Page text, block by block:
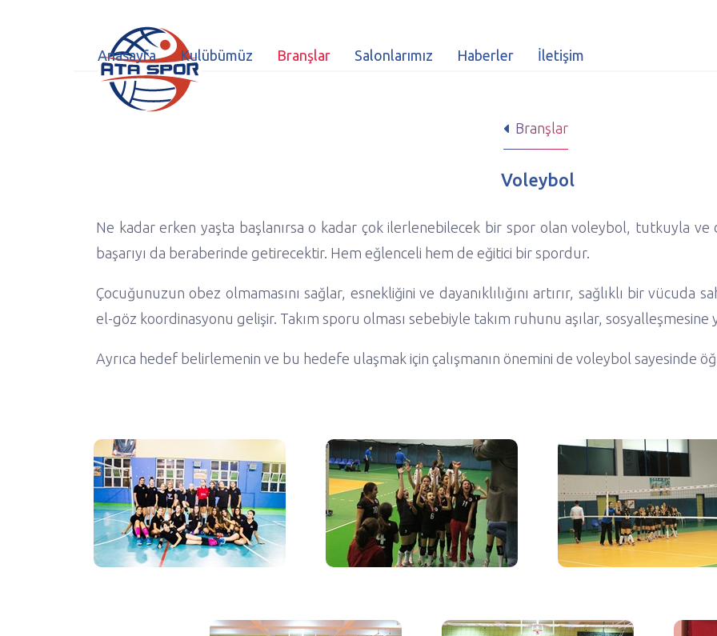
Anasayfa Kulübümüz Branşlar Salonlarımız Haberler İletişim
Branşlar
Voleybol
Ne kadar erken yaşta başlanırsa o kadar çok ilerlenebilecek bir spor olan voleybol, tutkuyla ve
başarıyı da beraberinde getirecektir. Hem eğlenceli hem de eğitici bir spordur.
Çocuğunuzun obez olmamasını sağlar, esnekliğini ve dayanıklılığını artırır, sağlıklı bir vücuda
el-göz koordinasyonu gelişir. Takım sporu olması sebebiyle takım ruhunu aşılar, sosyalleşmesine
Ayrıca hedef belirlemenin ve bu hedefe ulaşmak için çalışmanın önemini de voleybol sayesinde